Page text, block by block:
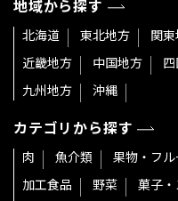
地域から探す
北海道 東北地方 関
近畿地方
中国地方
九州地方
沖縄
カテゴリから探す
肉 魚介類 果物・フル
加工食品
野菜
菓子・